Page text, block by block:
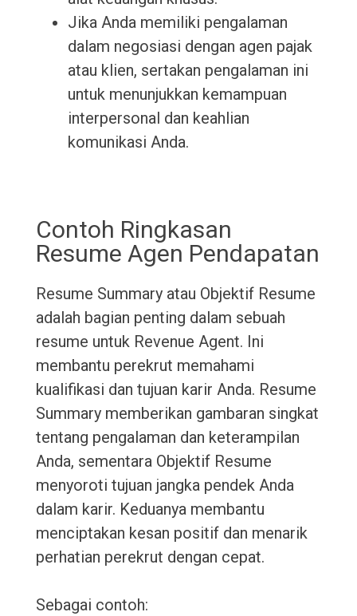
Jika Anda memiliki pengalaman
dalam negosiasi dengan agen pajak
atau klien, sertakan pengalaman ini
untuk menunjukkan kemampuan
interpersonal dan keahlian
komunikasi Anda.
Contoh Ringkasan
Resume Agen Pendapatan
Resume Summary atau Objektif Resume
adalah bagian penting dalam sebuah
resume untuk Revenue Agent. Ini
membantu perekrut memahami
kualifikasi dan tujuan karir Anda. Resume
Summary memberikan gambaran singkat
tentang pengalaman dan keterampilan
Anda, sementara Objektif Resume
menyoroti tujuan jangka pendek Anda
dalam karir. Keduanya membantu
menciptakan kesan positif dan menarik
perhatian perekrut dengan cepat.
Sebagai contoh: